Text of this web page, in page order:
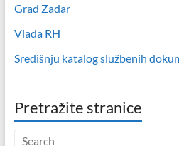
Grad Zadar
Vlada RH
Središnju katalog službenih
Pretražite stranice